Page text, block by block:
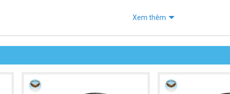
độ bề mặt của vật thể mà không cần tiếp xúc trực tiếp, an
độ với độ chính xác ±2°C hoặc ±2%, tùy theo giá trị lớn
Hiển thị rõ ràng hình ảnh nhiệt và giá trị nhiệt độ, giúp người
Xem thêm